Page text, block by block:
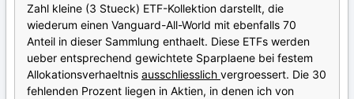
Zahl kleine (3 Stueck) ETF-Kollektion darstellt, die
wiederum einen Vanguard-All-World mit ebenfalls 70
Anteil in dieser Sammlung enthaelt. Diese ETFs werden
ueber entsprechend gewichtete Sparplaene bei festem
Allokationsverhaeltnis ausschliesslich vergroessert. Die 30
fehlenden Prozent liegen in Aktien, in denen ich von